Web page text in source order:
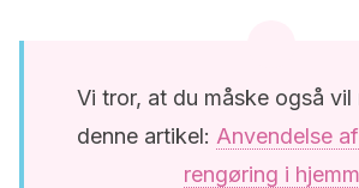
Vi tror, at du måske også
denne artikel: Anvendelse
rengøring i